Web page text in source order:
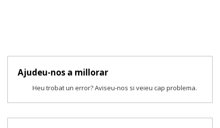
Ajudeu-nos a millorar
Heu trobat un error? Aviseu-nos si veieu cap problema.